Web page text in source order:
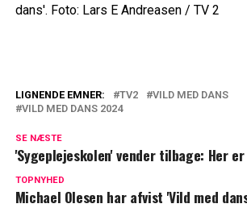
dans'. Foto: Lars E Andreasen / TV 2
'Vild med dans'-stjerne
Fantastisk afsløring: Vender
LIGNENDE EMNER: TV2
VILD MED DANS
VILD MED DANS 2024
SE NÆSTE
'Sygeplejeskolen' vender tilbage: Her er
TOPNYHED
Michael Olesen har afvist 'Vild med